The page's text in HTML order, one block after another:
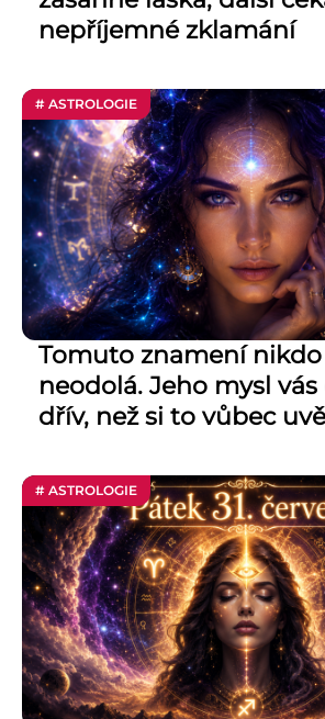
nepříjemné zklamání
# ASTROLOGIE
Tomuto znamení
neodolá. Jeho mysl
dřív, než si to vůbec
# ASTROLOGIE